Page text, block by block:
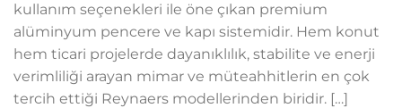
kullanım seçenekleri ile öne çıkan premium
alüminyum pencere ve kapı sistemidir. Hem konut
hem ticari projelerde dayanıklılık, stabilite ve enerji
verimliliği arayan mimar ve müteahhitlerin en çok
tercih ettiği Reynaers modellerinden biridir. […]